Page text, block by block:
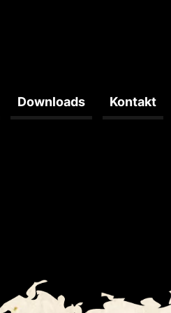
Downloads Kontakt